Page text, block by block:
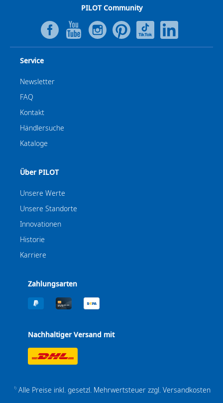
PILOT Community
Service
Newsletter
FAQ
Kontakt
Händlersuche
Kataloge
Über PILOT
Unsere Werte
Unsere Standorte
Innovationen
Historie
Karriere
Zahlungsarten
Nachhaltiger Versand mit
1)Alle Preise inkl. gesetzl. Mehrwertsteuer zzgl. Versandkosten